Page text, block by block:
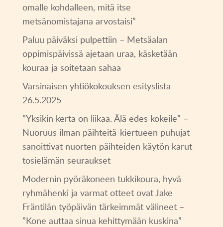
omalle kohdalleen, mitä itse
metsänomistajana arvostaisi”
Paluu päiväksi pulpettiin – Metsäalan
oppimispäivissä ajetaan uraa, käsketään
kouraa ja soitetaan sahaa
Varsinaisen yhtiökokouksen esityslista
26.5.2025
”Yksikin kerta on liikaa. Älä edes kokeile” –
Nuoruus ilman päihteitä-kiertueen puhujat
sanoittivat nuorten päihteiden käytön karut
tosielämän seuraukset
Modernin pyöräkoneen tukkikoura, hyvä
ryhmähenki ja varmat otteet ovat Jake
Fräntilän työpäivän tärkeimmät välineet –
”Kone auttaa sinua kehittymään kuskina”